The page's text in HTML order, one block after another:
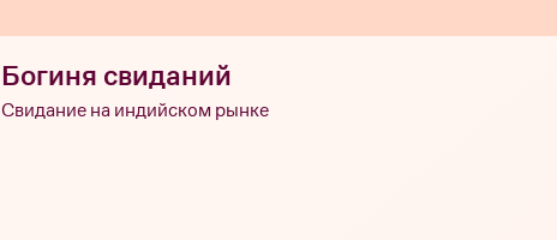
Богиня свиданий
Свидание на индийском рынке